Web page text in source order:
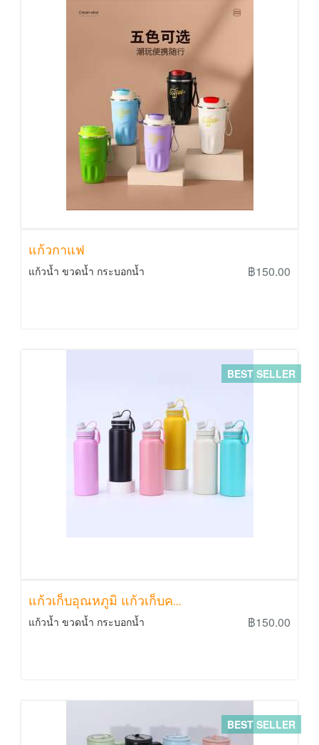
แก้วกาแฟ
แก้วน้ำ ขวดน้ำ กระบอกน้ำ ฿150.00
BEST SELLER
แก้วเก็บอุณหภูมิ แก้วเก็บค...
แก้วน้ำ ขวดน้ำ กระบอกน้ำ ฿150.00
BEST SELLER